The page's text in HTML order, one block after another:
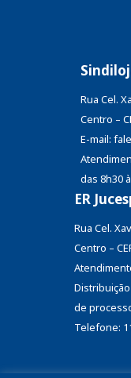
Rua Cel.
Centro –
E-mail:
das 8h30
ER
Rua Cel.
Centro –
de
Telefone: